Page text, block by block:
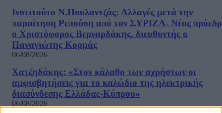
Ινστιτούτο Ν.Πουλαντζάς: Αλλαγές μετά την
παραίτηση Ρεπούση από τον ΣΥΡΙΖΑ- Νέος
ο Χριστόφορος Βερναρδάκης, διευθυντής ο
Παναγιώτης Κορμάς
06/08/2026
Χατζηδάκης: «Στον κάλαθο των αχρήστων οι
αμφισβητήσεις για το καλώδιο της ηλεκτρικής
διασύνδεσης Ελλάδας-Κύπρου»
06/08/2026